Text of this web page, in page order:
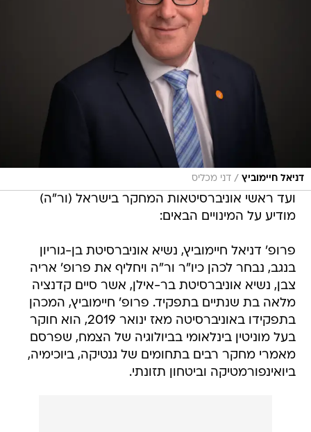
דניאל חיימוביץ / דני מכליס
ועד ראשי אוניברסיטאות המחקר בישראל (ור"ה)
מודיע על המינויים הבאים:
פרופ' דניאל חיימוביץ, נשיא אוניברסיטת בן-גוריון
בנגב, נבחר לכהן כיו"ר ור"ה ויחליף את פרופ' אריה
צבן, נשיא אוניברסיטת בר-אילן, אשר סיים קדנציה
מלאה בת שנתיים בתפקיד. פרופ' חיימוביץ, המכהן
בתפקידו באוניברסיטה מאז ינואר 2019, הוא חוקר
בעל מוניטין בינלאומי בביולוגיה של הצמח, שפרסם
מאמרי מחקר רבים בתחומים של גנטיקה, ביוכימיה,
ביואינפורמטיקה וביטחון תזונתי.